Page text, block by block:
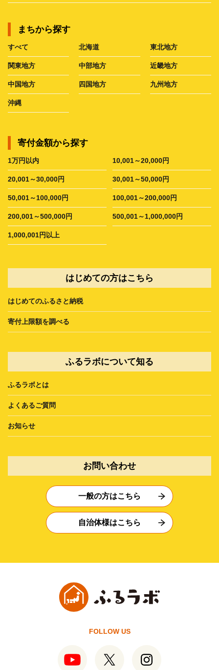
まちから探す
すべて 北海道 東北地方
関東地方 中部地方 近畿地方
中国地方 四国地方 九州地方
沖縄
寄付金額から探す
1万円以内 10,001～20,000円
20,001～30,000円 30,001～50,000円
50,001～100,000円 100,001～200,000円
200,001～500,000円 500,001～1,000,000円
1,000,001円以上
はじめての方はこちら
はじめてのふるさと納税
寄付上限額を調べる
ふるラボについて知る
ふるラボとは
よくあるご質問
お知らせ
お問い合わせ
一般の方はこちら
自治体様はこちら
FOLLOW US